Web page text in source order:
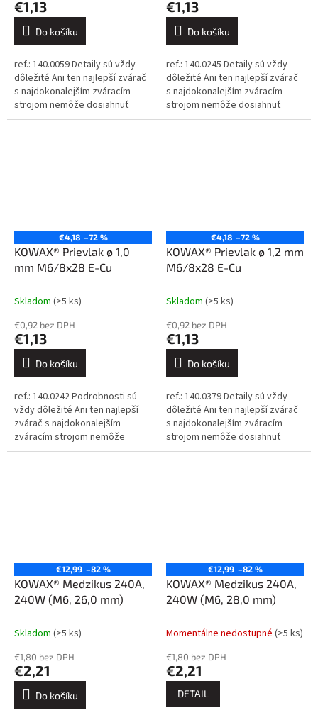
€1,13
Do košíku
ref.: 140.0059 Detaily sú vždy
dôležité Ani ten najlepší zvárač
s najdokonalejším zváracím
strojom nemôže dosiahnuť
dokonalé výsledky, ak sa
€1,13
Do košíku
ref.: 140.0245 Detaily sú vždy
dôležité Ani ten najlepší zvárač
s najdokonalejším zváracím
strojom nemôže dosiahnuť
dokonalé výsledky, ak sa
€4,18 –72 %
KOWAX® Prievlak ø 1,0
mm M6/8x28 E-Cu
Skladom (>5 ks)
€0,92 bez DPH
€1,13
Do košíku
ref.: 140.0242 Podrobnosti sú
vždy dôležité Ani ten najlepší
zvárač s najdokonalejším
zváracím strojom nemôže
dosiahnuť dokonalé výsledky,
€4,18 –72 %
KOWAX® Prievlak ø 1,2 mm
M6/8x28 E-Cu
Skladom (>5 ks)
€0,92 bez DPH
€1,13
Do košíku
ref.: 140.0379 Detaily sú vždy
dôležité Ani ten najlepší zvárač
s najdokonalejším zváracím
strojom nemôže dosiahnuť
dokonalé výsledky, ak sa
€12,99 –82 %
KOWAX® Medzikus 240A,
240W (M6, 26,0 mm)
Skladom (>5 ks)
€1,80 bez DPH
€2,21
Do košíku
€12,99 –82 %
KOWAX® Medzikus 240A,
240W (M6, 28,0 mm)
Momentálne nedostupné (>5 ks)
€1,80 bez DPH
€2,21
DETAIL